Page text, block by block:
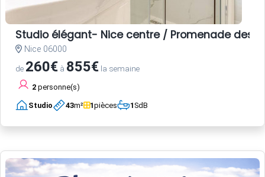
Studio élégant- Nice centre / Promenade des
Nice 06000
de 260€ à 855€ la semaine
2 personne(s)
Studio 43m² 1pièces 1SdB